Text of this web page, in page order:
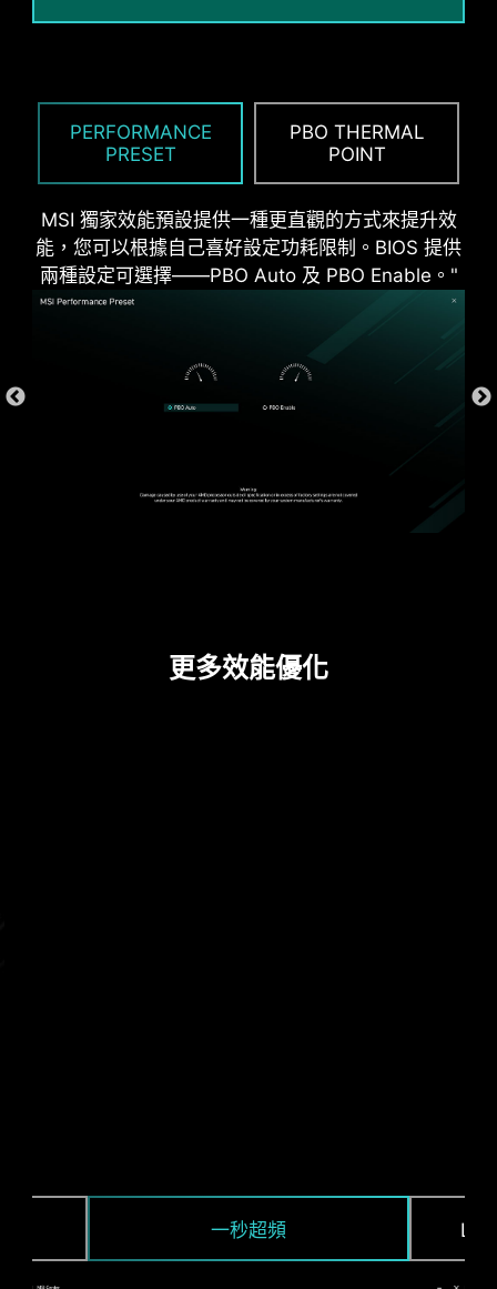
PERFORMANCE
PRESET
PBO THERMAL
POINT
MSI 獨家效能預設提供一種更直觀的方式來提升效
能，您可以根據自己喜好設定功耗限制。BIOS 提供
兩種設定可選擇——PBO Auto 及 PBO Enable。"
更多效能優化
一秒超頻
* The image above is an illustrative reference. Please
refer to specification pages for more details.
過電流保護